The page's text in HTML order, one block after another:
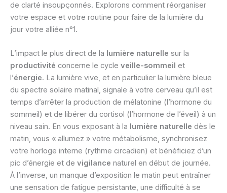
de clarté insoupçonnés. Explorons comment réorganiser
votre espace et votre routine pour faire de la lumière du
jour votre alliée n°1.
L’impact le plus direct de la lumière naturelle sur la
productivité concerne le cycle veille-sommeil et
l’énergie. La lumière vive, et en particulier la lumière bleue
du spectre solaire matinal, signale à votre cerveau qu’il est
temps d’arrêter la production de mélatonine (l’hormone du
sommeil) et de libérer du cortisol (l’hormone de l’éveil) à un
niveau sain. En vous exposant à la lumière naturelle dès le
matin, vous « allumez » votre métabolisme, synchronisez
votre horloge interne (rythme circadien) et bénéficiez d’un
pic d’énergie et de vigilance naturel en début de journée.
À l’inverse, un manque d’exposition le matin peut entraîner
une sensation de fatigue persistante, une difficulté à se